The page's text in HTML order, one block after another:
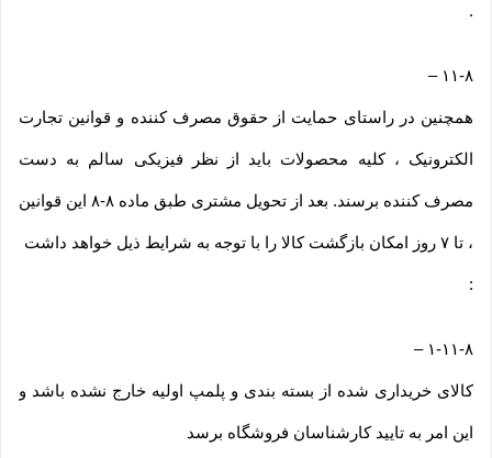
.
۱۱-۸ –
همچنین در راستای حمایت از حقوق مصرف کننده و قوانین تجارت
الکترونیک ، کلیه محصولات باید از نظر فیزیکی سالم به دست
مصرف کننده برسند. بعد از تحویل مشتری طبق ماده ۸-۸ این قوانین
، تا ۷ روز امکان بازگشت کالا را با توجه به شرایط ذیل خواهد داشت
:
۱-۱۱-۸ –
کالای خریداری شده از بسته بندی و پلمپ اولیه خارج نشده باشد و
این امر به تایید کارشناسان فروشگاه برسد